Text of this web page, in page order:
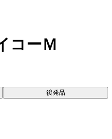
コーＭ
後発品